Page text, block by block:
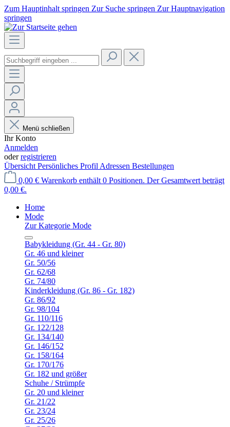
Zum Hauptinhalt springen Zur Suche springen Zur Hauptnavigation
springen
Menü schließen
Ihr Konto
Anmelden
oderregistrieren
Übersicht Persönliches Profil Adressen Bestellungen
0,00 € Warenkorb enthält 0 Positionen. Der Gesamtwert beträgt
0,00 €.
Home
Mode
Zur Kategorie Mode
Babykleidung (Gr. 44 - Gr. 80)
Gr. 46 und kleiner
Gr. 50/56
Gr. 62/68
Gr. 74/80
Kinderkleidung (Gr. 86 - Gr. 182)
Gr. 86/92
Gr. 98/104
Gr. 110/116
Gr. 122/128
Gr. 134/140
Gr. 146/152
Gr. 158/164
Gr. 170/176
Gr. 182 und größer
Schuhe / Strümpfe
Gr. 20 und kleiner
Gr. 21/22
Gr. 23/24
Gr. 25/26